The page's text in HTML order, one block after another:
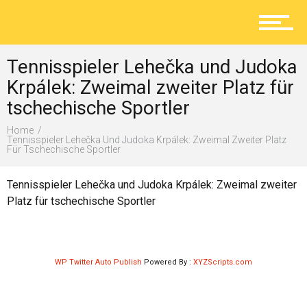
Lokal
Ratgeber
Service
Tennisspieler Lehečka und Judoka
Krpálek: Zweimal zweiter Platz für
tschechische Sportler
Home
Tennisspieler Lehečka Und Judoka Krpálek: Zweimal Zweiter Platz
Für Tschechische Sportler
Tennisspieler Lehečka und Judoka Krpálek: Zweimal zweiter
Platz für tschechische Sportler
WP Twitter Auto Publish Powered By : XYZScripts.com